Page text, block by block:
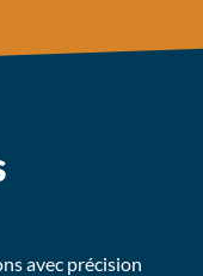
avec précision